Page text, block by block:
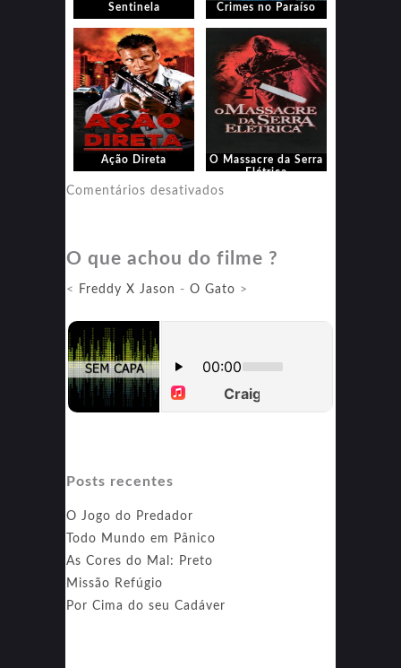
Sentinela Crimes no Paraíso
Ação Direta
O Massacre da Serra
Elétrica
Comentários desativados
da
O que achou do filme ?
< Freddy X Jason - O Gato >
Posts recentes
O Jogo do Predador
Todo Mundo em Pânico
As Cores do Mal: Preto
Missão Refúgio
Por Cima do seu Cadáver